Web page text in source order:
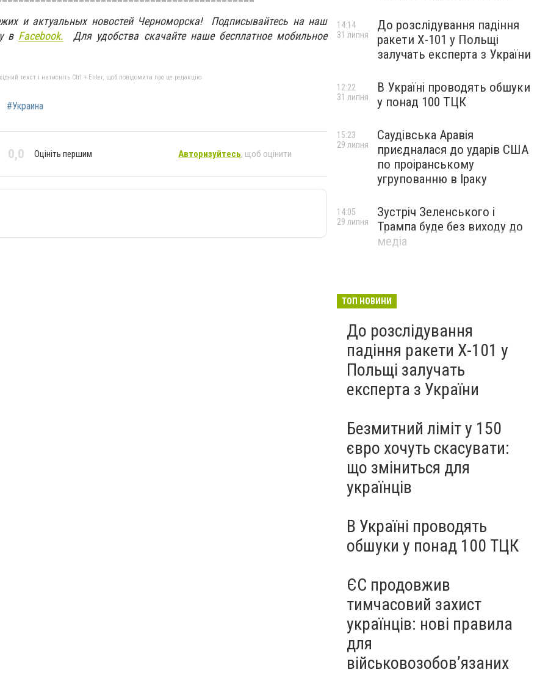
и актуальных новостей Черноморска! Подписывайтесь на наш
в Facebook. Для удобства скачайте наше бесплатное мобильное
текст і натисніть Ctrl + Enter, щоб повідомити про це редакцію
#Украина
0,0 Оцініть першим Авторизуйтесь, щоб оцінити
До розслідування падіння
ракети Х-101 у Польщі
залучать експерта з України
14:14
31 липня
В Україні проводять обшуки
у понад 100 ТЦК
12:22
31 липня
Саудівська Аравія
приєдналася до ударів США
по проіранському
угрупованню в Іраку
15:23
29 липня
Зустріч Зеленського і
Трампа буде без виходу до
медіа
14:05
29 липня
ТОП НОВИНИ
До розслідування
падіння ракети Х-101 у
Польщі залучать
експерта з України
Безмитний ліміт у 150
євро хочуть скасувати:
що зміниться для
українців
В Україні проводять
обшуки у понад 100 ТЦК
ЄС продовжив
тимчасовий захист
українців: нові правила
для
військовозобов’язаних